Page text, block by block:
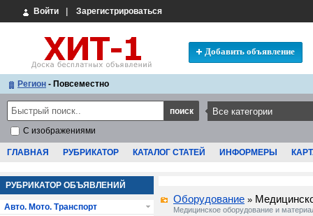
Войти Зарегистрироваться
Добавить объявление
Регион - Повсеместно
С изображениями
ГЛАВНАЯ РУБРИКАТОР КАТАЛОГ СТАТЕЙ ИНФОРМЕРЫ
Оборудование »
Медицинское оборудование и
РУБРИКАТОР ОБЪЯВЛЕНИЙ
Авто. Мото. Транспорт